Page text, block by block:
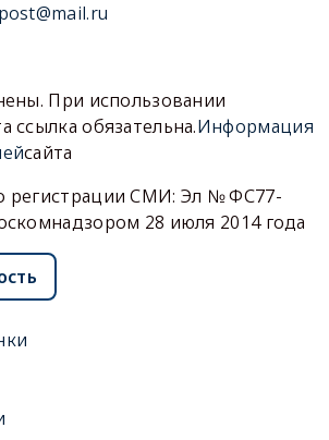
При использовании
ссылка обязательна.Информация
сайта
регистрации СМИ: Эл № ФС77-
28 июля 2014 года